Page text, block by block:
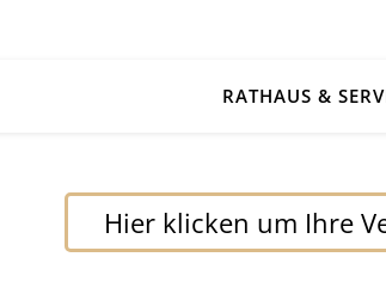
RATHAUS &
Hier klicken um Ihre